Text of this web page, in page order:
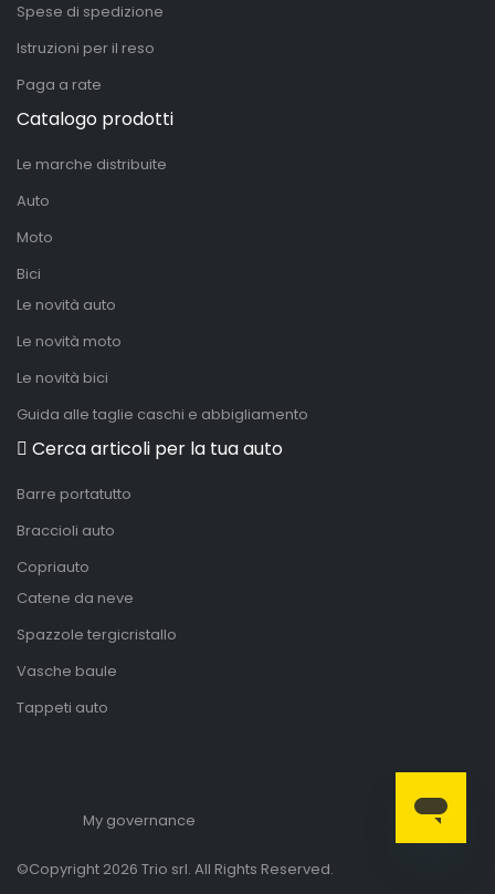
Spese di spedizione
Istruzioni per il reso
Paga a rate
Catalogo prodotti
Le marche distribuite
Auto
Moto
Bici
Le novità auto
Le novità moto
Le novità bici
Guida alle taglie caschi e abbigliamento
Cerca articoli per la tua auto
Barre portatutto
Braccioli auto
Copriauto
Catene da neve
Spazzole tergicristallo
Vasche baule
Tappeti auto
My governance
©Copyright 2026 Trio srl. All Rights Reserved.